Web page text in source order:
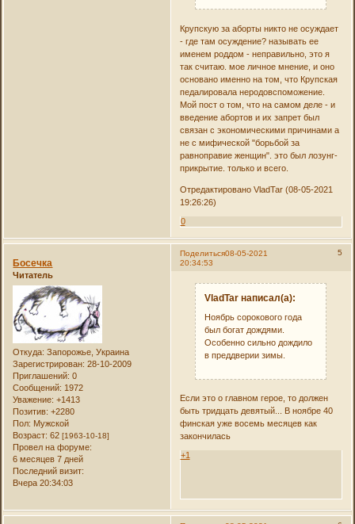
Крупскую за аборты никто не осуждает
- где там осуждение? называть ее
именем роддом - неправильно, это я
так считаю. мое личное мнение, и оно
основано именно на том, что Крупская
педалировала неродовспоможение.
Мой пост о том, что на самом деле - и
введение абортов и их запрет был
связан с экономическими причинами а
не с мифической "борьбой за
равноправие женщин". это был лозунг-
прикрытие. только и всего.
Отредактировано VladTar (08-05-2021
19:26:26)
0
Поделиться 5
08-05-2021
20:34:53
Босечка
Читатель
Откуда: Запорожье, Украина
Зарегистрирован: 28-10-2009
Приглашений: 0
Сообщений: 1972
Уважение: +1413
Позитив: +2280
Пол: Мужской
Возраст: 62[1963-10-18]
Провел на форуме:
6 месяцев 7 дней
Последний визит:
Вчера 20:34:03
VladTar написал(а):
Ноябрь сорокового года
был богат дождями.
Особенно сильно дождило
в преддверии зимы.
Если это о главном герое, то должен
быть тридцать девятый... В ноябре 40
финская уже восемь месяцев как
закончилась
+1